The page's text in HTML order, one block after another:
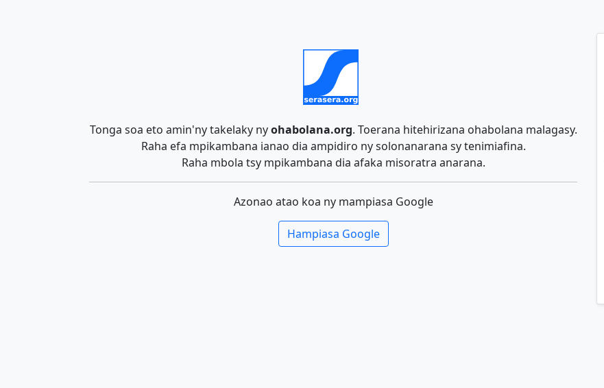
Tonga soa eto amin'ny takelaky nyohabolana.org. Toerana hitehirizana ohabolana malagasy.
Raha efa mpikambana ianao dia ampidiro ny solonanarana sy tenimiafina.
Raha mbola tsy mpikambana dia afaka misoratra anarana.
Azonao atao koa ny mampiasa Google
Hampiasa Google